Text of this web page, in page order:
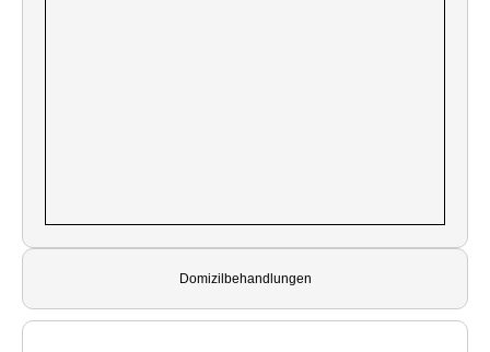
Domizilbehandlungen